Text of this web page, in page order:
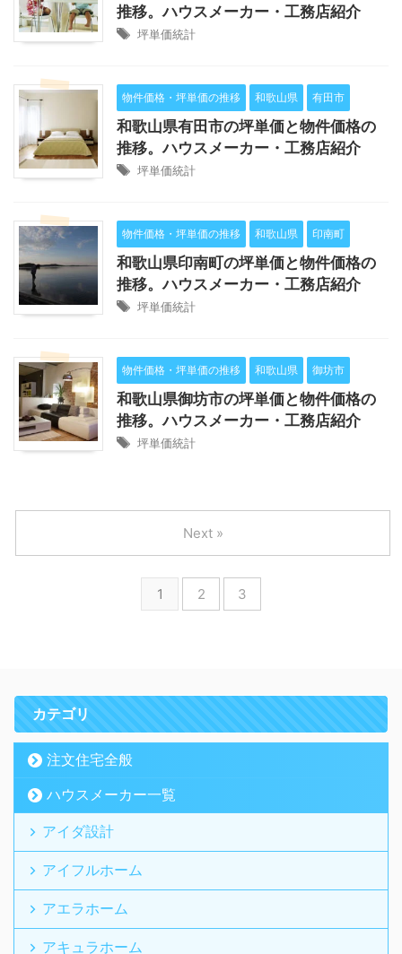
推移。ハウスメーカー・工務店紹介
坪単価統計
物件価格・坪単価の推移 和歌山県 有田市
和歌山県有田市の坪単価と物件価格の
推移。ハウスメーカー・工務店紹介
坪単価統計
物件価格・坪単価の推移 和歌山県 印南町
和歌山県印南町の坪単価と物件価格の
推移。ハウスメーカー・工務店紹介
坪単価統計
物件価格・坪単価の推移 和歌山県 御坊市
和歌山県御坊市の坪単価と物件価格の
推移。ハウスメーカー・工務店紹介
坪単価統計
1 2 3
Next »
カテゴリ
注文住宅全般
ハウスメーカー一覧
アイダ設計
アイフルホーム
アエラホーム
アキュラホーム